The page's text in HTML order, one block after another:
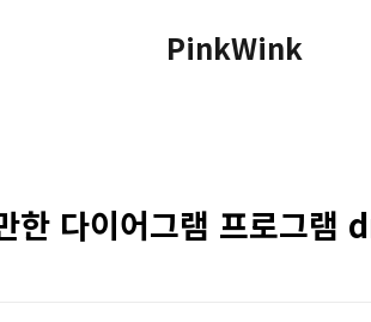
PinkWink
한 다이어그램 프로그램